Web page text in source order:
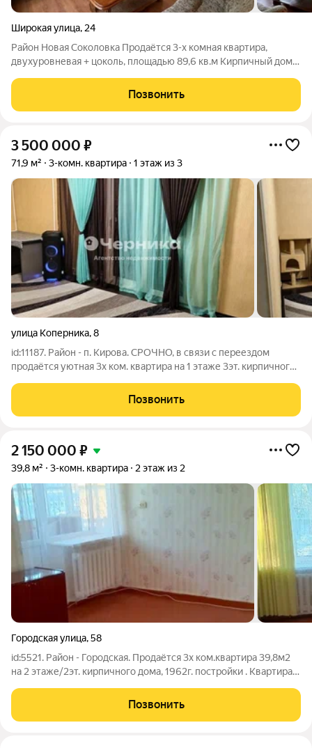
Широкая улица, 24
Район Новая Соколовка Продаётся 3-х комная квартира,
двухуровневая + цоколь, площадью 89,6 кв.м Кирпичный дом,
Отдельный тамбур на две квартиры. На первом этаже
располагается: просторный коридор,
Позвонить
3 500 000 ₽
71,9 м² 3-комн. квартира 1 этаж из 3
улица Коперника,8
id:11187. Район - п. Кирова. СРОЧНО, в связи с переездом
продаётся уютная 3х ком. квартира на 1 этаже 3эт. кирпичного
все комнаты просторные, изолированные: зал, кухня - мечта
хозяйки - 12 м2
Позвонить
2 150 000 ₽
39,8 м² 3-комн. квартира 2 этаж из 2
Городская улица,58
id:5521. Район - Городская. Продаётся 3х ком.квартира 39,8м2
на 2 этаже/2эт. кирпичного дома, 1962г. постройки . Квартира
отопление ведется по общедомовому счётчику .Окна -
металлопластик, имеется
Позвонить